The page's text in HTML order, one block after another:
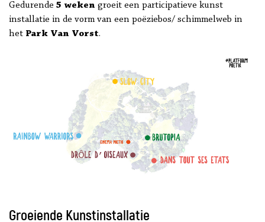
Gedurende 5 weken groeit een participatieve kunst
installatie in de vorm van een poëziebos/ schimmelweb in
het Park Van Vorst.
Groeiende Kunstinstallatie